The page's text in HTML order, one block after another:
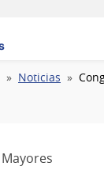
Noticias